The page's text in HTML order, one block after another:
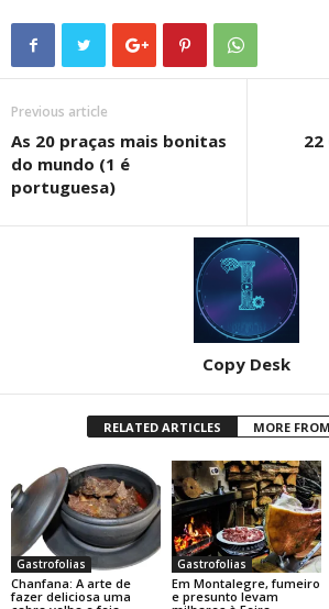
Previous article
As 20 praças mais bonitas
do mundo (1 é
portuguesa)
22
Copy Desk
RELATED ARTICLES MORE
Gastrofolias
Chanfana: A arte de
fazer deliciosa uma
Gastrofolias
Em Montalegre, fumeiro
e presunto levam